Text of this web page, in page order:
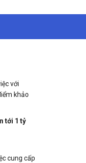
với
khảo
tới 1 tỷ
cung cấp